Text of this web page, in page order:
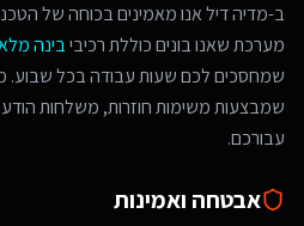
ב-מדיה דיל אנו מאמינים בכוחה של
מערכת שאנו בונים כוללת רכיביבינה
שמחסכים לכם שעות עבודה בכל שבוע.
שמבצעות משימות חוזרות, משלחות
עבורכם.
אבטחה ואמינות